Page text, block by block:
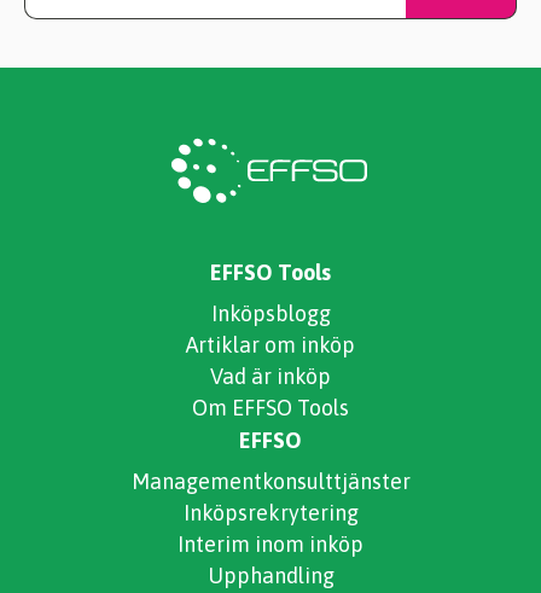
EFFSO Tools
Inköpsblogg
Artiklar om inköp
Vad är inköp
Om EFFSO Tools
EFFSO
Managementkonsulttjänster
Inköpsrekrytering
Interim inom inköp
Upphandling